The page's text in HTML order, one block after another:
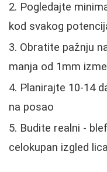
Pogledajte
kod svakog
Obratite pažnju
manja od 1mm
Planirajte 10-14
na posao
Budite realni -
celokupan izgled